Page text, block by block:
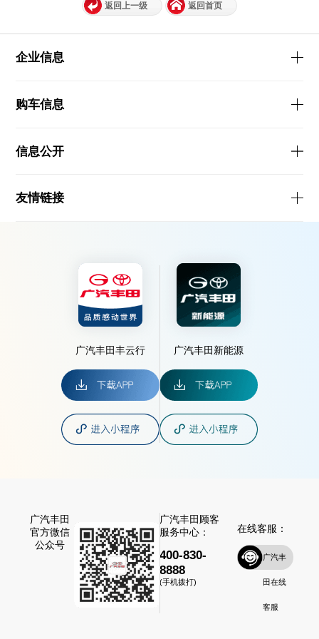
返回上一级 返回首页
企业信息
购车信息
信息公开
友情链接
广汽丰田丰云行 广汽丰田新能源
广汽丰田
官方微信
公众号
广汽丰田顾客
服务中心：
400-830-
8888
(手机拨打)
在线客服：
广汽丰
田在线
客服